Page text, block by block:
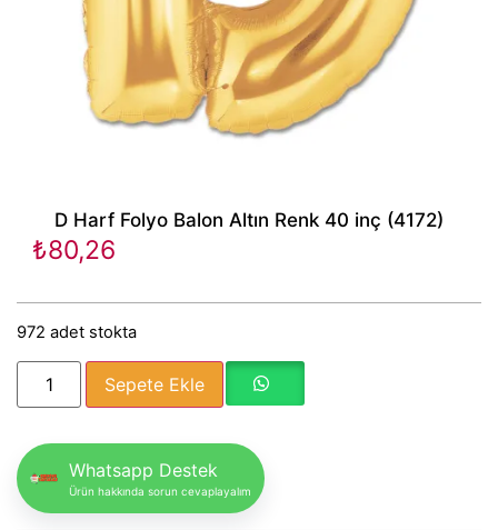
D Harf Folyo Balon Altın Renk 40 inç (4172)
₺80,26
972 adet stokta
Sepete Ekle
Whatsapp Destek
Ürün hakkında sorun cevaplayalım